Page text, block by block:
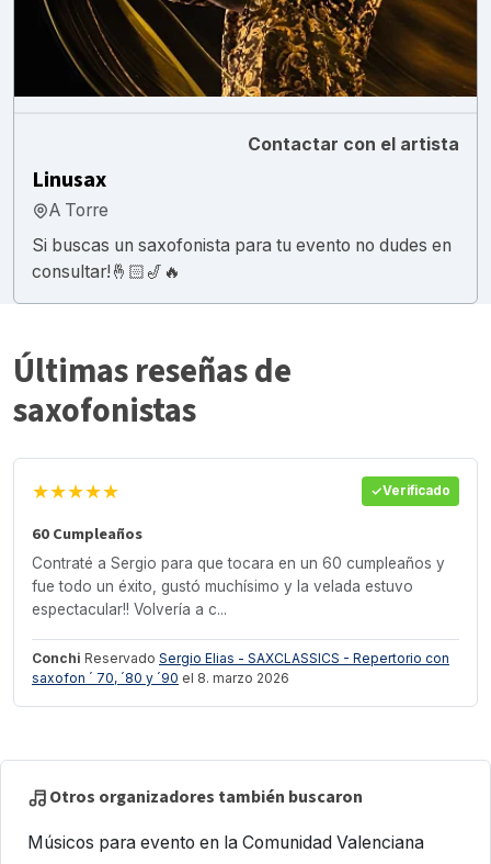
Contactar con el artista
Linusax
A Torre
Si buscas un saxofonista para tu evento no dudes en
consultar!🤞🏻🎷🔥
Últimas reseñas de
saxofonistas
★★★★★ Verificado
60 Cumpleaños
Contraté a Sergio para que tocara en un 60 cumpleaños y
fue todo un éxito, gustó muchísimo y la velada estuvo
espectacular!! Volvería a c...
Conchi Reservado Sergio Elias - SAXCLASSICS - Repertorio con
saxofon ´ 70, ´80 y ´90 el 8. marzo 2026
Otros organizadores también buscaron
Músicos para evento en la Comunidad Valenciana